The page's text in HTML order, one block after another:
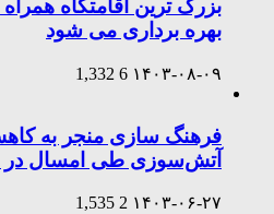
بزرگ ترین اقامتگاه
بهره برداری می شود
۱۴۰۳-۰۸-۰۹ 6
1,332
آتش‌سوزی طی امسال در
۱۴۰۳-۰۶-۲۷ 2
1,535